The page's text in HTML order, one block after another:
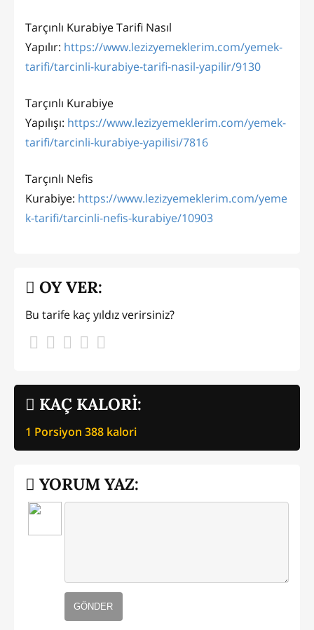
Tarçınlı Kurabiye Tarifi Nasıl
Yapılır: https://www.lezizyemeklerim.com/yemek-
tarifi/tarcinli-kurabiye-tarifi-nasil-yapilir/9130
Tarçınlı Kurabiye
Yapılışı: https://www.lezizyemeklerim.com/yemek-
tarifi/tarcinli-kurabiye-yapilisi/7816
Tarçınlı Nefis
Kurabiye: https://www.lezizyemeklerim.com/yeme
k-tarifi/tarcinli-nefis-kurabiye/10903
KAÇ KALORİ:
1 Porsiyon 388 kalori
OY VER:
Bu tarife kaç yıldız verirsiniz?
YORUM YAZ:
GÖNDER